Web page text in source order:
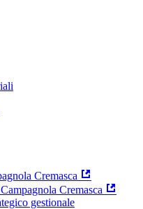
Cremasca
Cremasca
gestionale